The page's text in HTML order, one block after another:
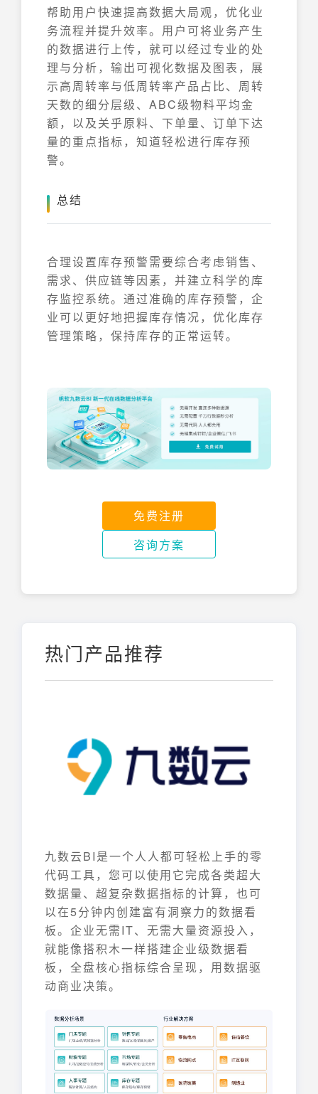
帮助用户快速提高数据大局观，优化业
务流程并提升效率。用户可将业务产生
的数据进行上传，就可以经过专业的处
理与分析，输出可视化数据及图表，展
示高周转率与低周转率产品占比、周转
天数的细分层级、ABC级物料平均金
额，以及关乎原料、下单量、订单下达
量的重点指标，知道轻松进行库存预
警。
总结
合理设置库存预警需要综合考虑销售、
需求、供应链等因素，并建立科学的库
存监控系统。通过准确的库存预警，企
业可以更好地把握库存情况，优化库存
管理策略，保持库存的正常运转。
免费注册
咨询方案
热门产品推荐
九数云BI是一个人人都可轻松上手的零
代码工具，您可以使用它完成各类超大
数据量、超复杂数据指标的计算，也可
以在5分钟内创建富有洞察力的数据看
板。企业无需IT、无需大量资源投入，
就能像搭积木一样搭建企业级数据看
板，全盘核心指标综合呈现，用数据驱
动商业决策。